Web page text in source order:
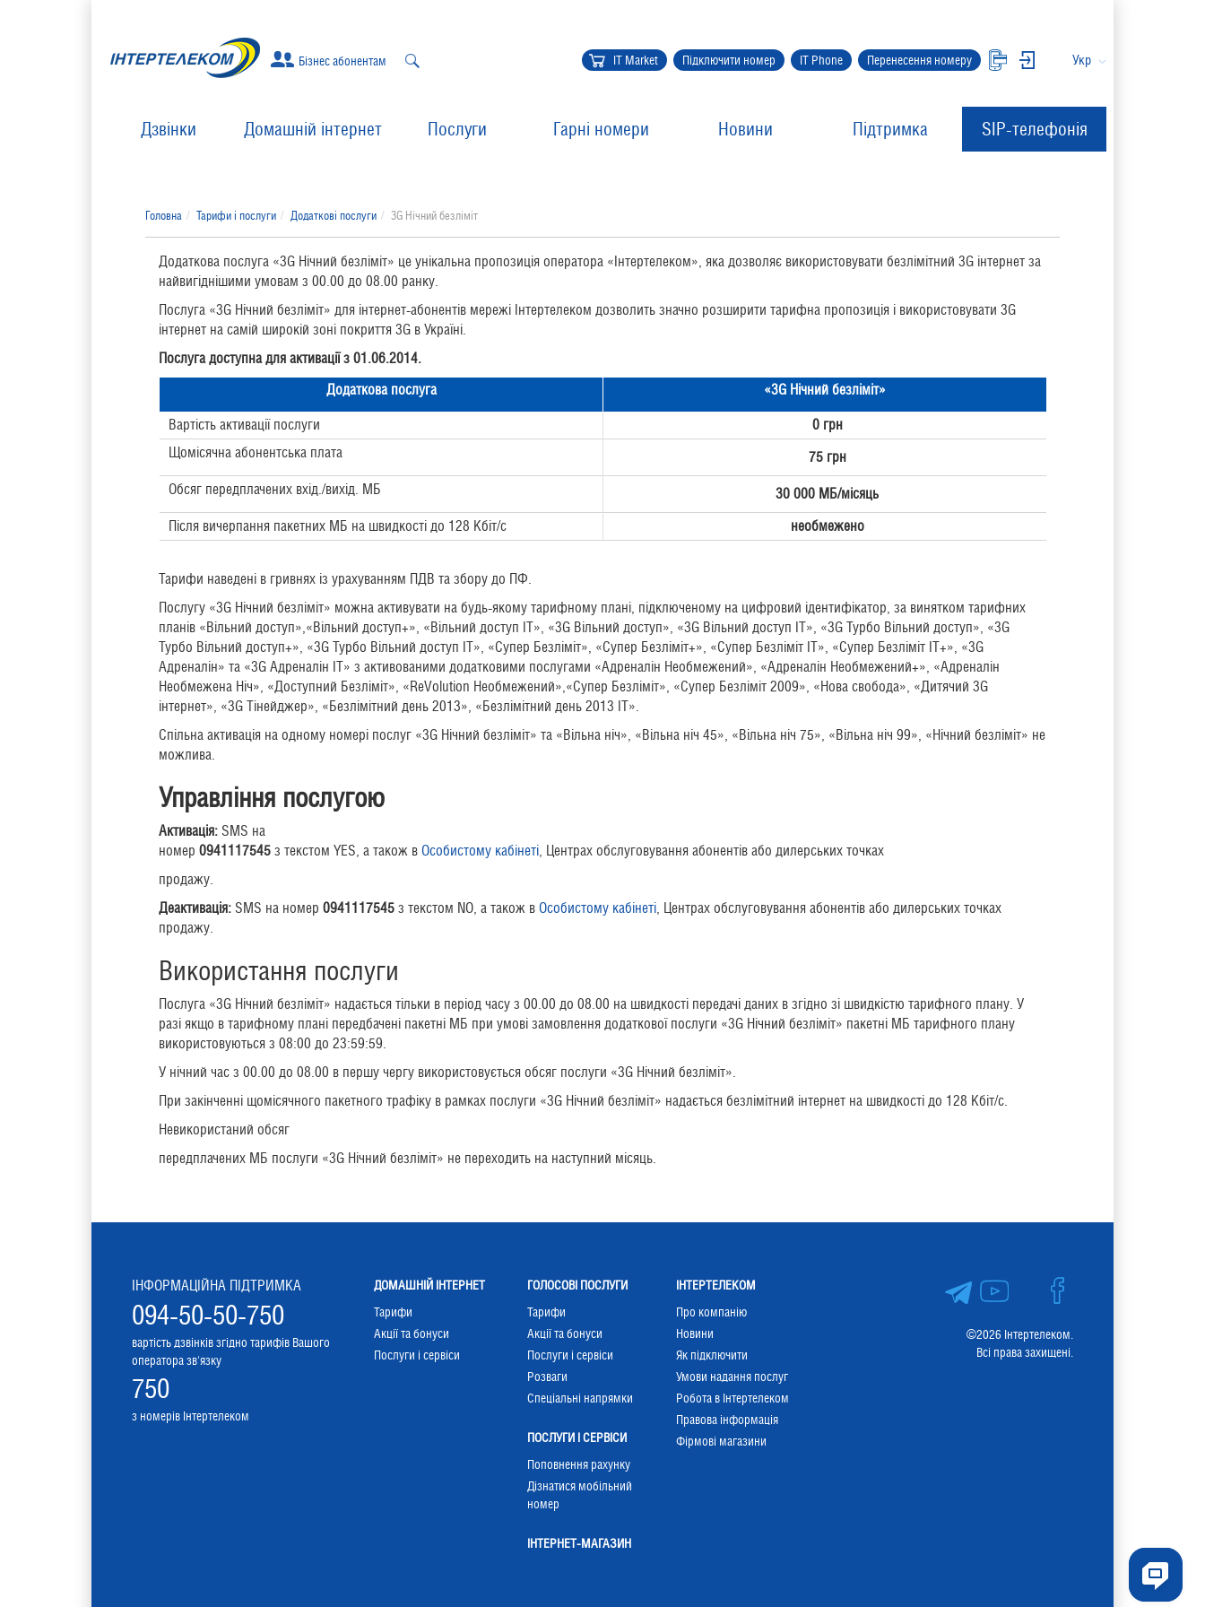
Бізнес абонентам IT Market Підключити номер IT Phone Перенесення номеру Укр
Дзвінки Домашній інтернет Послуги Гарні номери Новини Підтримка SIP-телефонія
Головна Тарифи і послуги Додаткові послуги 3G Нічний безліміт
Додаткова послуга «3G Нічний безліміт» це унікальна пропозиція оператора «Інтертелеком», яка дозволяє використовувати безлімітний 3G інтернет за
найвигіднішими умовам з 00.00 до 08.00 ранку.
Послуга «3G Нічний безліміт» для інтернет-абонентів мережі Інтертелеком дозволить значно розширити тарифна пропозиція і використовувати 3G
інтернет на самій широкій зоні покриття 3G в Україні.
Послуга доступна для активації з 01.06.2014.
Додаткова послуга
«3G Нічний безліміт»
Вартість активації послуги
0 грн
Щомісячна абонентська плата
75 грн
Обсяг передплачених вхід./вихід. МБ
30 000 МБ/місяць
Після вичерпання пакетних МБ на швидкості до 128 Кбіт/с
необмежено
Тарифи наведені в гривнях із урахуванням ПДВ та збору до ПФ.
Послугу «3G Нічний безліміт» можна активувати на будь-якому тарифному плані, підключеному на цифровий ідентифікатор, за винятком тарифних
планів «Вільний доступ»,«Вільний доступ+», «Вільний доступ IT», «3G Вільний доступ», «3G Вільний доступ IT», «3G Турбо Вільний доступ», «3G
Турбо Вільний доступ+», «3G Турбо Вільний доступ IT», «Супер Безліміт», «Супер Безліміт+», «Супер Безліміт ІТ», «Супер Безліміт ІТ+», «3G
Адреналін» та «3G Адреналін ІТ» з активованими додатковими послугами «Адреналін Необмежений», «Адреналін Необмежений+», «Адреналін
Необмежена Ніч», «Доступний Безліміт», «ReVolution Необмежений»,«Супер Безліміт», «Супер Безліміт 2009», «Нова свобода», «Дитячий 3G
інтернет», «3G Тінейджер», «Безлімітний день 2013», «Безлімітний день 2013 IT».
Спільна активація на одному номері послуг «3G Нічний безліміт» та «Вільна ніч», «Вільна ніч 45», «Вільна ніч 75», «Вільна ніч 99», «Нічний безліміт» не
можлива.
Управління послугою
Активація: SMS на
номер 0941117545 з текстом YES, а також в Особистому кабінеті, Центрах обслуговування абонентів або дилерських точках
продажу.
Деактивація: SMS на номер 0941117545 з текстом NO, а також в Особистому кабінеті, Центрах обслуговування абонентів або дилерських точках
продажу.
Використання послуги
Послуга «3G Нічний безліміт» надається тільки в період часу з 00.00 до 08.00 на швидкості передачі даних в згідно зі швидкістю тарифного плану. У
разі якщо в тарифному плані передбачені пакетні МБ при умові замовлення додаткової послуги «3G Нічний безліміт» пакетні МБ тарифного плану
використовуються з 08:00 до 23:59:59.
У нічний час з 00.00 до 08.00 в першу чергу використовується обсяг послуги «3G Нічний безліміт».
При закінченні щомісячного пакетного трафіку в рамках послуги «3G Нічний безліміт» надається безлімітний інтернет на швидкості до 128 Кбіт/с.
Невикористаний обсяг
передплачених МБ послуги «3G Нічний безліміт» не переходить на наступний місяць.
©2026 Інтертелеком.
Всі права захищені.
ІНФОРМАЦІЙНА ПІДТРИМКА
094-50-50-750
вартість дзвінків згідно тарифів Вашого
оператора зв'язку
750
з номерів Інтертелеком
ДОМАШНІЙ ІНТЕРНЕТ
Тарифи
Акції та бонуси
Послуги і сервіси
ГОЛОСОВІ ПОСЛУГИ
Тарифи
Акції та бонуси
Послуги і сервіси
Розваги
Cпеціальні напрямки
ПОСЛУГИ І СЕРВІСИ
Поповнення рахунку
Дізнатися мобільний
номер
ІНТЕРНЕТ-МАГАЗИН
ІНТЕРТЕЛЕКОМ
Про компанію
Новини
Як підключити
Умови надання послуг
Робота в Інтертелеком
Правова інформація
Фірмові магазини